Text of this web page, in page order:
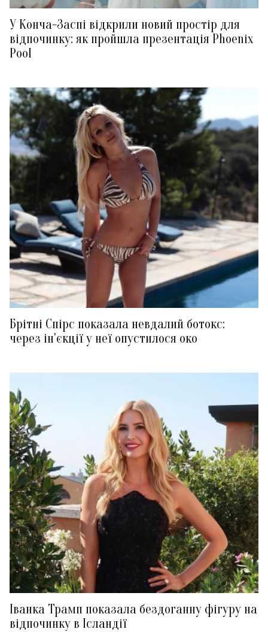
У Конча-Заспі відкрили новий простір для
відпочинку: як пройшла презентація Phoenix
Pool
Брітні Спірс показала невдалий ботокс:
через ін'єкції у неї опустилося око
Іванка Трамп показала бездоганну фігуру на
відпочинку в Ісландії